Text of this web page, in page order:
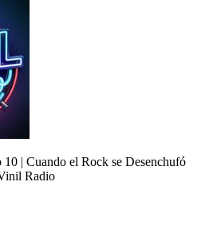
| Cuando el Rock se Desenchufó
Radio